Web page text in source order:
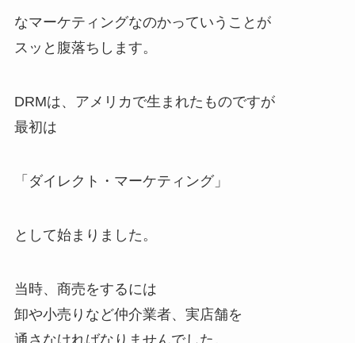
なマーケティングなのかっていうことが
スッと腹落ちします。
DRMは、アメリカで生まれたものですが
最初は
「ダイレクト・マーケティング」
として始まりました。
当時、商売をするには
卸や小売りなど仲介業者、実店舗を
通さなければなりませんでした。